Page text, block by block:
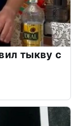
тыкву с